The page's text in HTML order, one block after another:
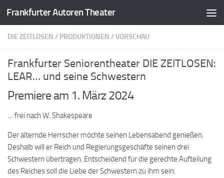
Zum Inhalt springen
Frankfurter Autoren Theater
DIE ZEITLOSEN / PRODUKTIONEN /VORSCHAU
Frankfurter Seniorentheater DIE ZEITLOSEN:
LEAR… und seine Schwestern
Premiere am 1. März 2024
… frei nach W. Shakespeare
Der alternde Herrscher möchte seinen Lebensabend genießen.
Deshalb will er Reich und Regierungsgeschäfte seinen drei
Schwestern übertragen. Entscheidend für die gerechte Aufteilung
des Reiches soll die Liebe der Schwestern zu ihm sein.